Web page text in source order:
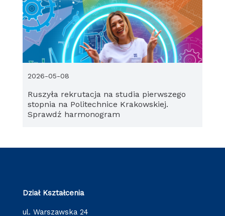
Ruszyła rekrutacja na studia pierwszego
stopnia na Politechnice Krakowskiej.
Sprawdź harmonogram
2026-05-08
Dział Kształcenia
ul. Warszawska 24